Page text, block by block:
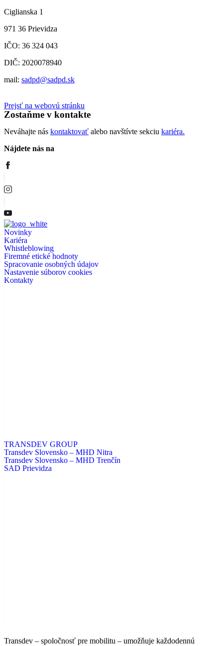
Ciglianska 1
971 36 Prievidza
IČO: 36 324 043
DIČ: 2020078940
mail: sadpd@sadpd.sk
Prejsť na webovú stránku
Zostaňme v kontakte
Neváhajte nás kontaktovať alebo navštívte sekciu kariéra.
Nájdete nás na
Novinky
Kariéra
Whistleblowing
Firemné etické hodnoty
Spracovanie osobných údajov
Nastavenie súborov cookies
Kontakty
TRANSDEV GROUP
Transdev Slovensko – MHD Nitra
Transdev Slovensko – MHD Trenčín
SAD Prievidza
Transdev – spoločnosť pre mobilitu – umožňuje každodennú